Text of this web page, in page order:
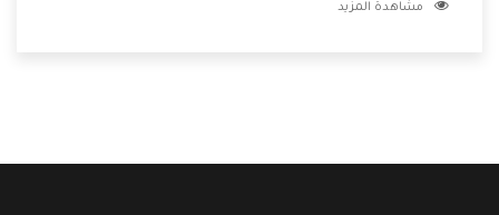
المنتجات وتقدم للعملاء أقوى العروض والخصومات التى تسهل
مشاهدة المزيد